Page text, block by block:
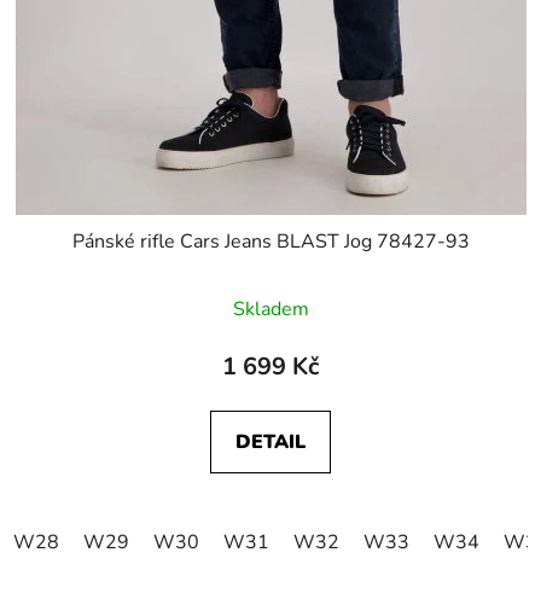
Pánské rifle Cars Jeans BLAST Jog 78427-93
Skladem
1 699 Kč
DETAIL
W28 W29 W30 W31 W32 W33 W34